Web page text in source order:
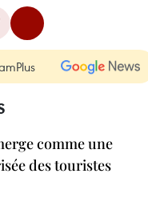
comme une
des touristes